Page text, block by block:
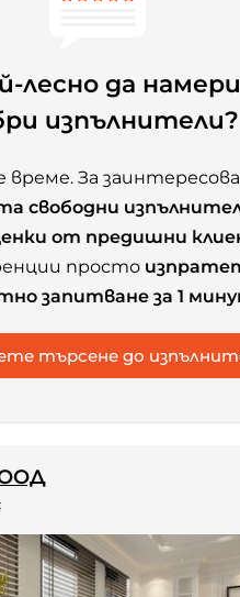
лесно да
изпълнители?
време. За
свободни
от предишни
просто
запитване за 1